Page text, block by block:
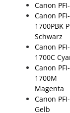
Canon
Canon PFI-
1700PBK
Schwarz
Canon PFI-
1700C
Canon PFI-
1700M
Magenta
Canon
Gelb